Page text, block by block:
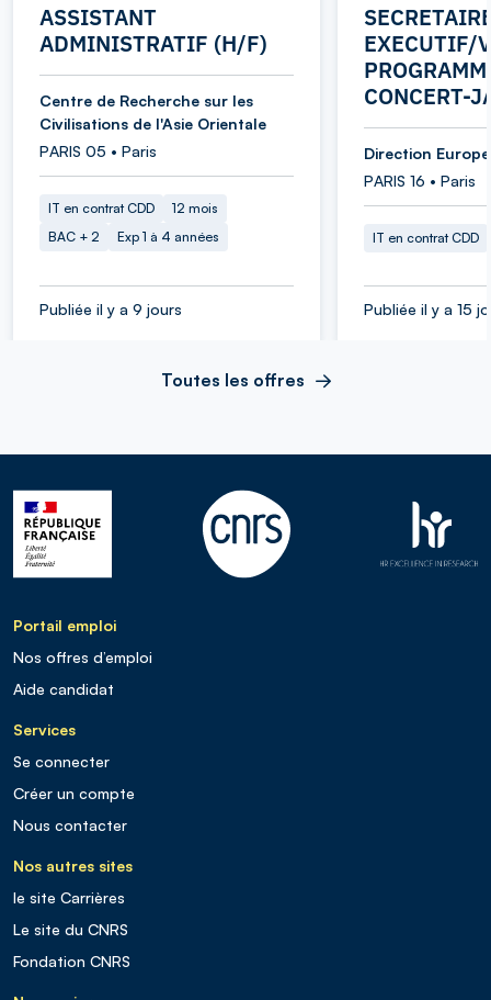
ASSISTANT
ADMINISTRATIF (H/F)
Centre de Recherche sur les
Civilisations de l'Asie Orientale
PARIS 05 • Paris
IT en contrat CDD
12 mois
BAC + 2
Exp 1 à 4 années
Publiée il y a 9 jours
EXECUTIF/
CONCERT-
Direction
PARIS 16 • Paris
IT en contrat CDD
Publiée il y a 15
Toutes les offres
Portail emploi
Nos offres d’emploi
Aide candidat
Services
Se connecter
Créer un compte
Nous contacter
Nos autres sites
le site Carrières
Le site du CNRS
Fondation CNRS